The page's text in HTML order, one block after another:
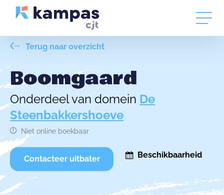
Terug naar overzicht
Boomgaard
Onderdeel van domein De
Steenbakkershoeve
Niet online boekbaar
Contacteer uitbater Beschikbaarheid